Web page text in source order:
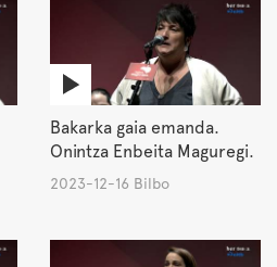
Bakarka gaia emanda.
Onintza Enbeita Maguregi.
2023-12-16 Bilbo